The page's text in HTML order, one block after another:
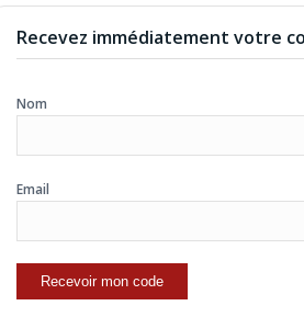
Recevez immédiatement votre
Nom
Email